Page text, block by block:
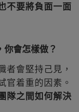
不要將負面一面
你會怎樣做？
者會堅持己見，
官着重的因素。
隊之間如何解決